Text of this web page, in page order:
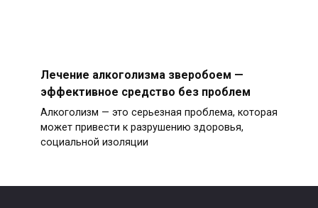
Лечение алкоголизма зверобоем —
эффективное средство без проблем
Алкоголизм — это серьезная проблема, которая
может привести к разрушению здоровья,
социальной изоляции